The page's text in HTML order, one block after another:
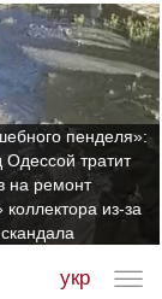
пенделя»:
тратит
на ремонт
коллектора из-за
укр